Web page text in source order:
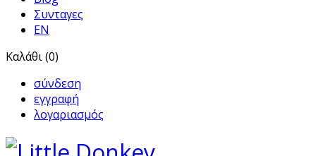
Συνταγες
EN
Καλάθι (0)
σύνδεση
εγγραφή
λογαριασμός